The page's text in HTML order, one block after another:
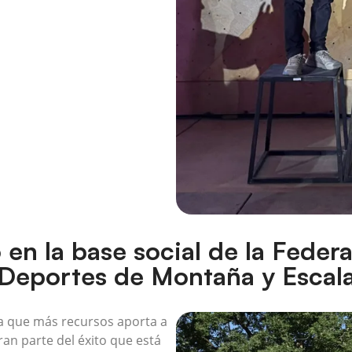
la base social de la
de Montaña y
que más recursos aporta a
parte del éxito que está